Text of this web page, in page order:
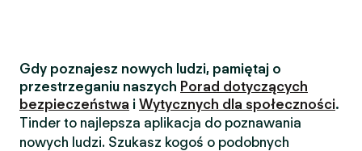
Gdy poznajesz nowych ludzi, pamiętaj o
przestrzeganiu naszych Porad dotyczących
bezpieczeństwa i Wytycznych dla społeczności.
Tinder to najlepsza aplikacja do poznawania
nowych ludzi. Szukasz kogoś o podobnych